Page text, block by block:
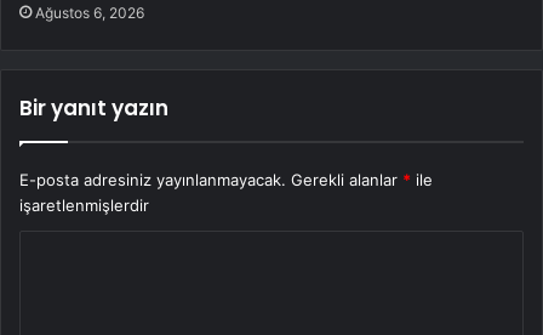
Ağustos 6, 2026
Bir yanıt yazın
E-posta adresiniz yayınlanmayacak. Gerekli alanlar * ile
işaretlenmişlerdir